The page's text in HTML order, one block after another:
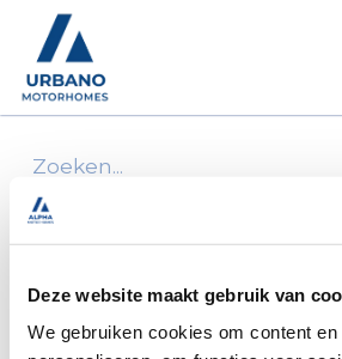
Deze website maakt gebruik van
We gebruiken cookies om content
Alle producten
Pössl/Roadcruiser Citroën